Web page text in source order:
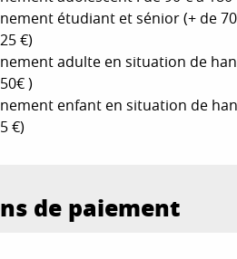
étudiant et sénior (+ de 70
€)
adulte en situation de
)
enfant en situation de
€)
de paiement